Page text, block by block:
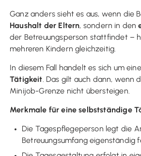
Ganz anders sieht es aus, wenn die
Haushalt der Eltern, sondern in den
der Betreuungsperson stattfindet –
mehreren Kindern gleichzeitig.
In diesem Fall handelt es sich um
Tätigkeit . Das gilt auch dann, wenn
Minijob-Grenze nicht übersteigen.
Merkmale für eine selbstständige
Die Tagespflegeperson legt die
Betreuungsumfang eigenständig